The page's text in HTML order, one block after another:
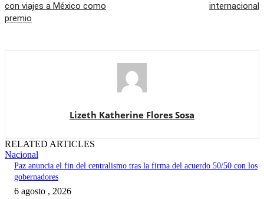
con viajes a México como
premio
internacional
Lizeth Katherine Flores Sosa
RELATED ARTICLES
Nacional
Paz anuncia el fin del centralismo tras la firma del acuerdo 50/50 con los
gobernadores
6 agosto , 2026